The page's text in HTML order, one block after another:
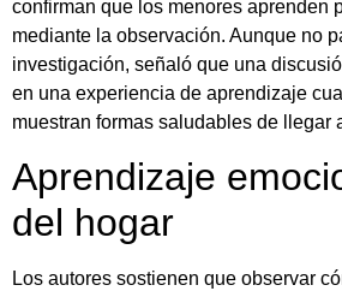
confirman que los menores aprenden
mediante la observación. Aunque no
investigación, señaló que una
en una experiencia de aprendizaje
muestran formas saludables de llegar
Aprendizaje
del hogar
Los autores sostienen que observar